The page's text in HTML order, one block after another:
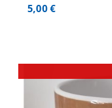
5,00€